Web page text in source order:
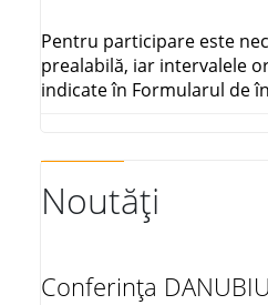
Pentru participare este
prealabilă, iar intervalele
indicate în Formularul de
Noutăți
Conferința